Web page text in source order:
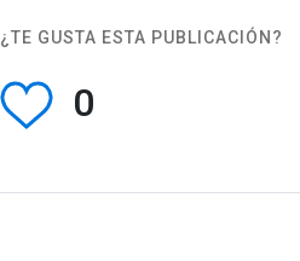
¿TE GUSTA ESTA PUBLICACIÓN?
0